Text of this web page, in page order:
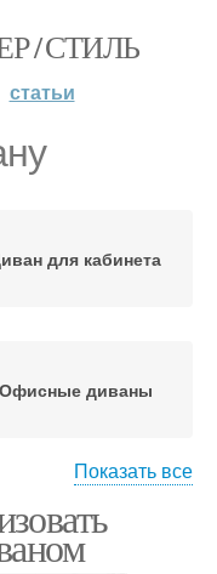
/ СТИЛЬ
статьи
для кабинета
Офисные диваны
Диван в кабинете
Показать все